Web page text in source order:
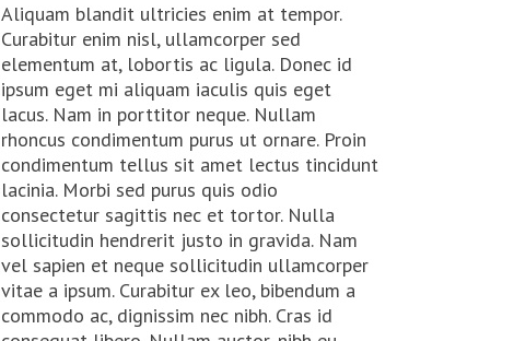
Aliquam blandit ultricies enim at tempor.
Curabitur enim nisl, ullamcorper sed
elementum at, lobortis ac ligula. Donec id
ipsum eget mi aliquam iaculis quis eget
lacus. Nam in porttitor neque. Nullam
rhoncus condimentum purus ut ornare. Proin
condimentum tellus sit amet lectus tincidunt
lacinia. Morbi sed purus quis odio
consectetur sagittis nec et tortor. Nulla
sollicitudin hendrerit justo in gravida. Nam
vel sapien et neque sollicitudin ullamcorper
vitae a ipsum. Curabitur ex leo, bibendum a
commodo ac, dignissim nec nibh. Cras id